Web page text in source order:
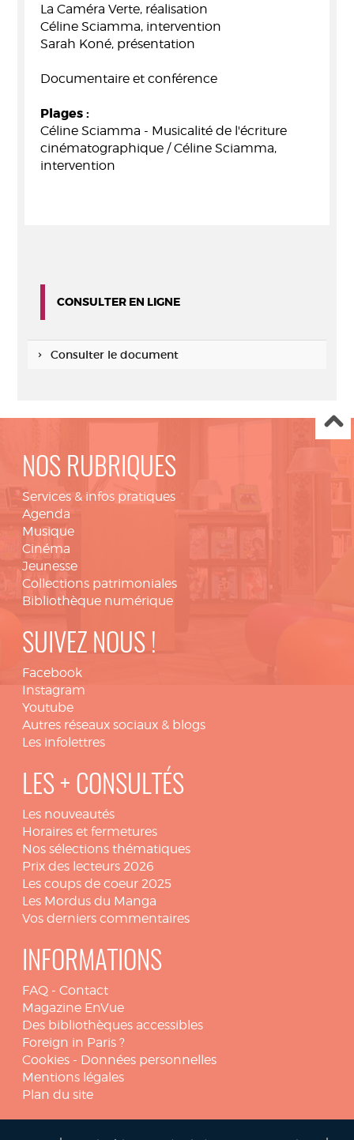
La Caméra Verte, réalisation
Céline Sciamma, intervention
Sarah Koné, présentation
Documentaire et conférence
Plages :
Céline Sciamma - Musicalité de l'écriture
cinématographique / Céline Sciamma,
intervention
CONSULTER EN LIGNE
Consulter le document
NOS RUBRIQUES
Services & infos pratiques
Agenda
Musique
Cinéma
Jeunesse
Collections patrimoniales
Bibliothèque numérique
SUIVEZ NOUS !
Facebook
Instagram
Youtube
Autres réseaux sociaux & blogs
Les infolettres
LES + CONSULTÉS
Les nouveautés
Horaires et fermetures
Nos sélections thématiques
Prix des lecteurs 2026
Les coups de coeur 2025
Les Mordus du Manga
Vos derniers commentaires
INFORMATIONS
FAQ - Contact
Magazine EnVue
Des bibliothèques accessibles
Foreign in Paris ?
Cookies - Données personnelles
Mentions légales
Plan du site